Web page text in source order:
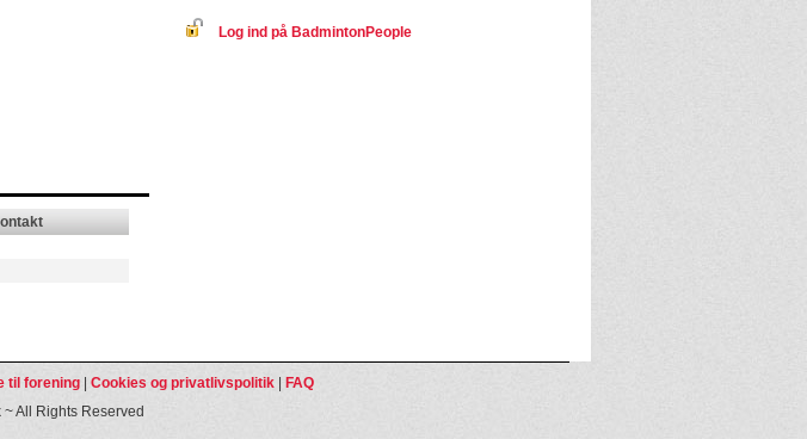
Log ind på BadmintonPeople
til forening Cookies og privatlivspolitik
FAQ
All Rights Reserved